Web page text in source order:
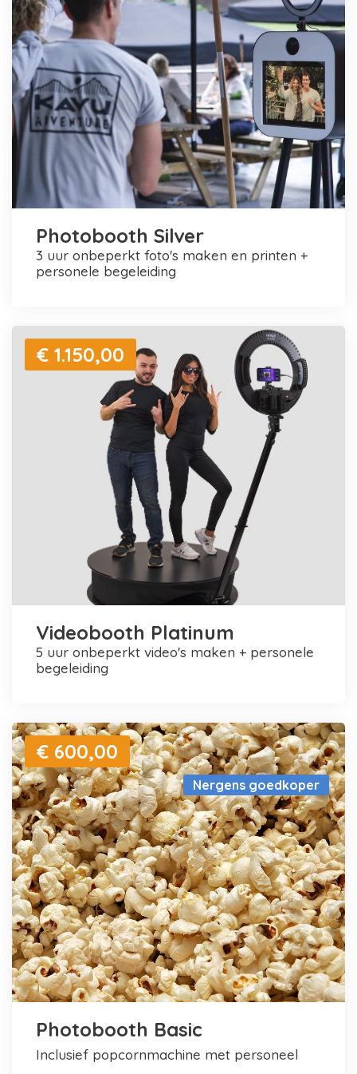
Photobooth Silver
3 uur onbeperkt foto's maken en printen +
personele begeleiding
€ 1.150,00
Videobooth Platinum
5 uur onbeperkt video's maken + personele
begeleiding
Nergens goedkoper
€ 600,00
Photobooth Basic
inclusief popcornmachine met personeel